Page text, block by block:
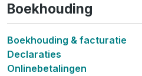
Boekhouding
Boekhouding & facturatie
Declaraties
Onlinebetalingen